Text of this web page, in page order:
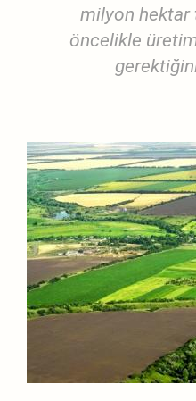
milyon hektar
öncelikle